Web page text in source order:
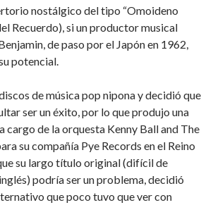
nostálgico del tipo “Omoideno
Recuerdo), si un productor musical
de paso por el Japón en 1962,
potencial.
de música pop nipona y decidió que
ser un éxito, por lo que produjo una
cargo de la orquesta Kenny Ball and The
su compañía Pye Records en el Reino
su largo título original (difícil de
podría ser un problema, decidió
que poco tuvo que ver con